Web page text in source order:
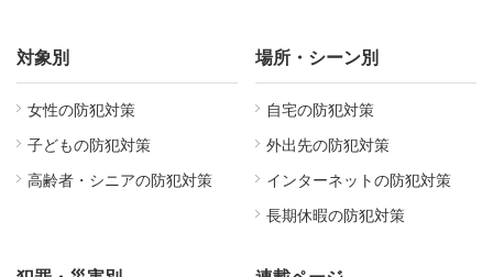
対象別
女性の防犯対策
子どもの防犯対策
高齢者・シニアの防犯対策
場所・シーン別
自宅の防犯対策
外出先の防犯対策
インターネットの防犯対策
長期休暇の防犯対策